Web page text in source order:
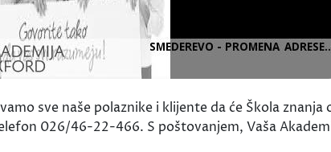
sve naše polaznike i klijente da će Škola
026/46-22-466. S poštovanjem, Vaša